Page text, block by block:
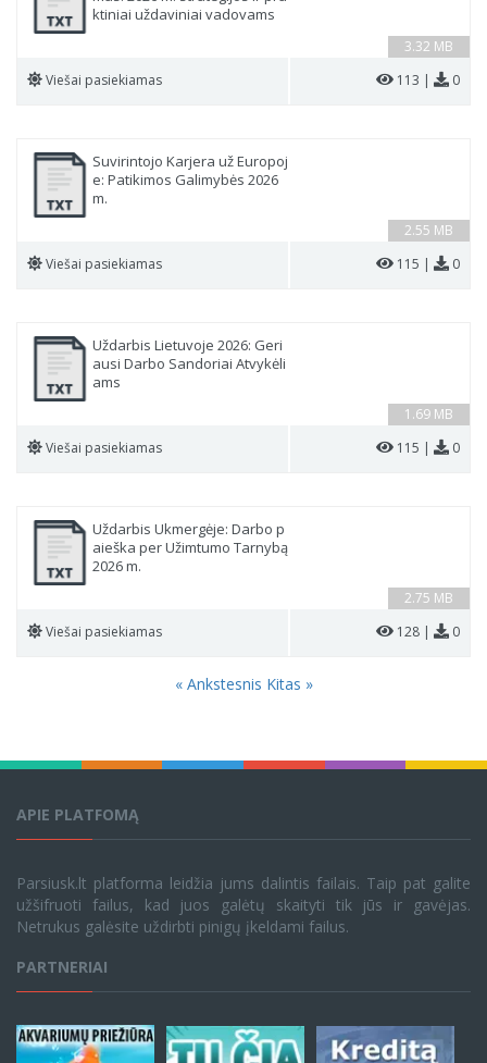
3.32 MB
ktiniai uždaviniai vadovams
Viešai pasiekiamas 113 | 0
2.55 MB
Suvirintojo Karjera už Europoj
e: Patikimos Galimybės 2026
m.
Viešai pasiekiamas 115 | 0
1.69 MB
Uždarbis Lietuvoje 2026: Geri
ausi Darbo Sandoriai Atvykėli
ams
Viešai pasiekiamas 115 | 0
2.75 MB
Uždarbis Ukmergėje: Darbo p
aieška per Užimtumo Tarnybą
2026 m.
Viešai pasiekiamas 128 | 0
« Ankstesnis Kitas »
APIE PLATFOMĄ
Parsiusk.lt platforma leidžia jums dalintis failais. Taip pat galite
užšifruoti failus, kad juos galėtų skaityti tik jūs ir gavėjas.
Netrukus galėsite uždirbti pinigų įkeldami failus.
PARTNERIAI